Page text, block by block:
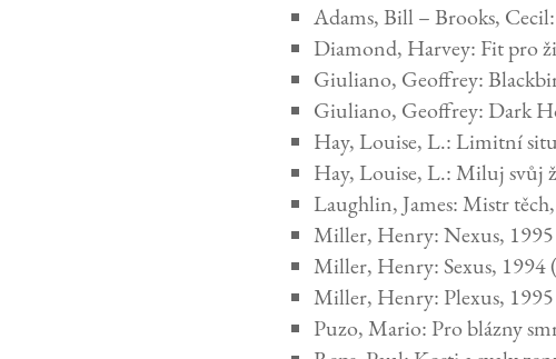
Adams, Bill – Brooks,
Diamond, Harvey: Fit pro
Giuliano, Geoffrey:
Giuliano, Geoffrey: Dark
Hay, Louise, L.: Limitní
Hay, Louise, L.: Miluj svůj
Laughlin, James: Mistr
Miller, Henry: Nexus,
Miller, Henry: Sexus,
Miller, Henry: Plexus,
Puzo, Mario: Pro blázny